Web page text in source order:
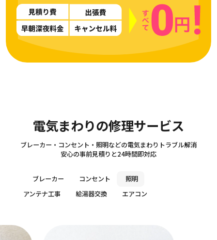
電気まわりの修理サービス
Electricity
ブレーカー・コンセント・照明などの電気まわりトラブル解消
安心の事前見積りと24時間即対応
ブレーカー コンセント
照明
アンテナ工事
給湯器交換 エアコン